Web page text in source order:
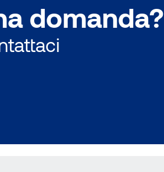
domanda?